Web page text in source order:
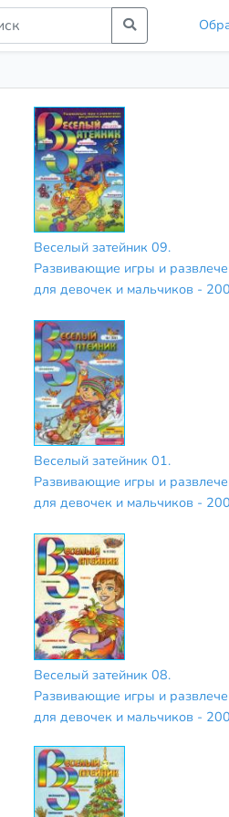
Веселый затейник 09.
Развивающие игры и
для девочек и мальчиков -
Веселый затейник 01.
Развивающие игры и
для девочек и мальчиков -
Веселый затейник 08.
Развивающие игры и
для девочек и мальчиков -